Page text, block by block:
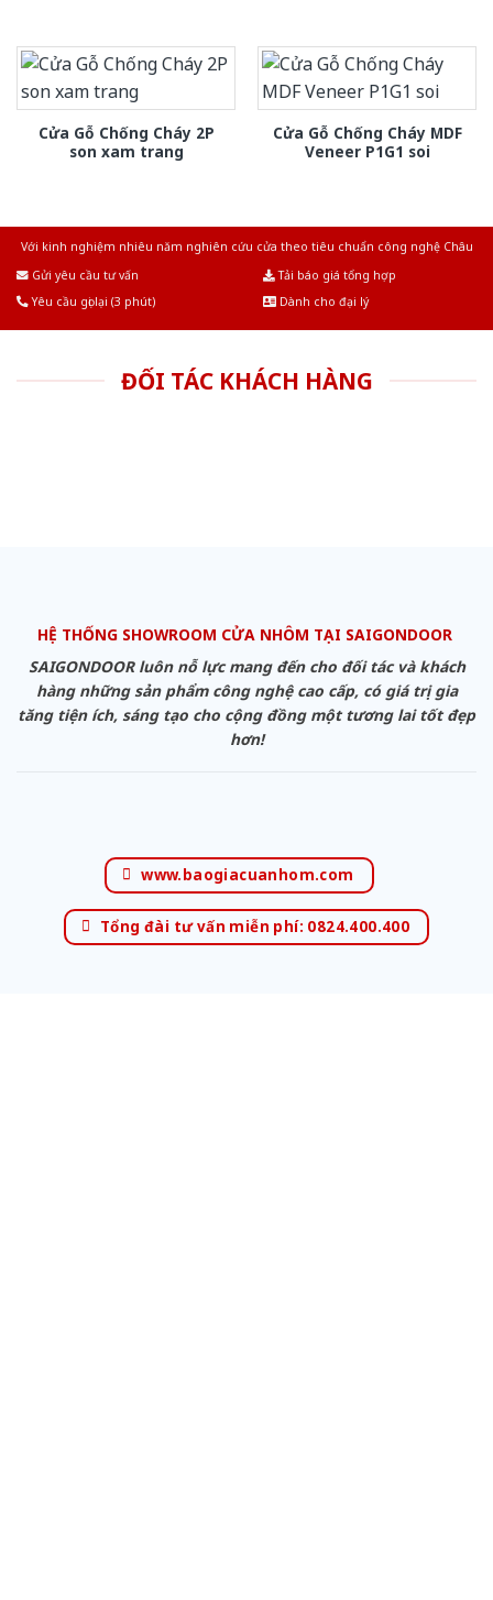
Cửa Gỗ Chống Cháy 2P
son xam trang
Cửa Gỗ Chống Cháy MDF
Veneer P1G1 soi
Với kinh nghiệm nhiêu năm nghiên cứu cửa theo tiêu chuẩn công nghệ Châu
Gửi yêu cầu tư vấn
Tải báo giá tổng hợp
Yêu cầu gọi lại (3 phút)
Dành cho đại lý
ĐỐI TÁC KHÁCH HÀNG
HỆ THỐNG SHOWROOM CỬA NHÔM TẠI SAIGONDOOR
SAIGONDOOR luôn nỗ lực mang đến cho đối tác và khách
hàng những sản phẩm công nghệ cao cấp, có giá trị gia
tăng tiện ích, sáng tạo cho cộng đồng một tương lai tốt đẹp
hơn!
www.baogiacuanhom.com
Tổng đài tư vấn miễn phí: 0824.400.400